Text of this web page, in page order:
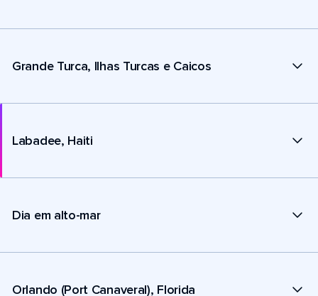
Grande Turca, Ilhas Turcas e Caicos
Labadee, Haiti
Dia em alto-mar
Orlando (Port Canaveral), Florida